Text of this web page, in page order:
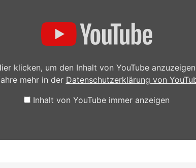
klicken, um den Inhalt von YouTube
mehr in der Datenschutzerklärung von
Inhalt von YouTube immer anzeigen